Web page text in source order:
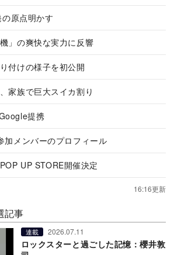
原点明かす
」の爽快な実力に反響
付けの様子を初公開
家族で巨大スイカ割り
提携
加メンバーのプロフィール
UP STORE開催決定
16:16更新
記事
連載 2026.07.11
ロックスターと過ごした記憶：櫻井敦